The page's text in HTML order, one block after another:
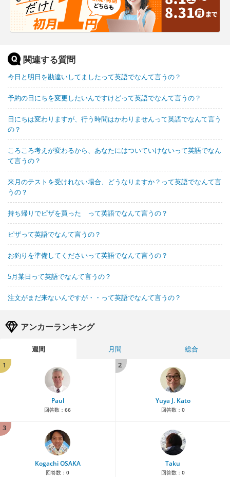
関連する質問
今日と明日を勘違いしてましたって英語でなんて言うの？
予約の日にちを変更したいんですけどって英語でなんて言うの？
日にちは変わりますが、行う時間はかわりませんって英語でなんて言う
の？
ころころ考えが変わるから、あなたにはついていけないって英語でなん
て言うの？
来月のテストを受けれない場合、どうなりますか？って英語でなんて言
うの？
持ち帰りでピザを買った って英語でなんて言うの？
ピザって英語でなんて言うの？
お釣りを準備してくださいって英語でなんて言うの？
5月某日って英語でなんて言うの？
注文がまだ来ないんですが・・って英語でなんて言うの？
アンカーランキング
週間 月間
総合
1
Paul
回答数： 66
2
Yuya J. Kato
回答数： 0
3
Kogachi OSAKA
回答数： 0
Taku
回答数： 0